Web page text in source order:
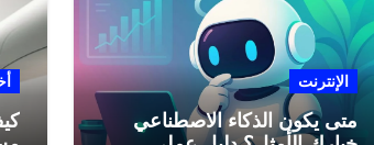
الإنترنت
متى يكون الذكاء الاصطناعي